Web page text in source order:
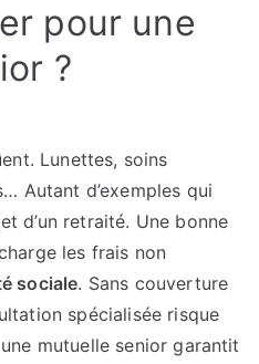
pour une
?
Lunettes, soins
Autant d’exemples qui
d’un retraité. Une bonne
les frais non
sociale. Sans couverture
spécialisée risque
mutuelle senior garantit